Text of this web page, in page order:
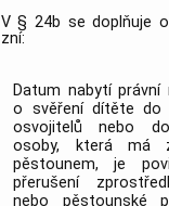
V § 24b se doplňuje
zní:
Datum nabytí
o svěření dítěte do
osvojitelů nebo
osoby, která má
pěstounem, je
přerušení
nebo pěstounské